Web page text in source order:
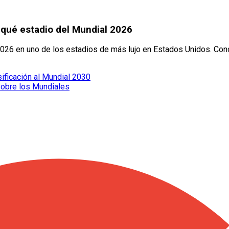
estadio del Mundial 2026
en uno de los estadios de más lujo en Estados Unidos.
al Mundial 2030
los Mundiales